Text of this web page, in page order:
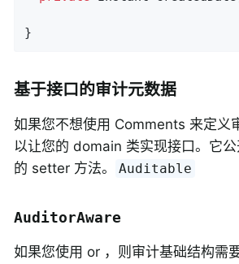
}
基于接口的审计元数据
如果您不想使用 Comments 来定义
以让您的 domain 类实现接口。它
的 setter 方法。
Auditable
AuditorAware
如果您使用 or ，则审计基础结构需